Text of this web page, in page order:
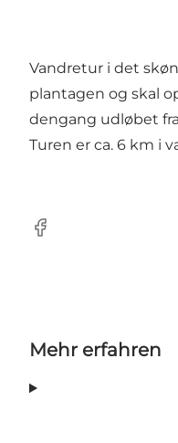
Vandretur i det
plantagen og skal
dengang udløbet
Turen er ca. 6 km i
Facebook
Mehr erfahren